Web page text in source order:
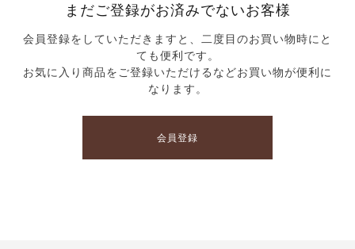
まだご登録がお済みでないお客様
会員登録をしていただきますと、二度目のお買い物時にと
ても便利です。
お気に入り商品をご登録いただけるなどお買い物が便利に
なります。
会員登録